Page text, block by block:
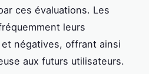
ces évaluations. Les
leurs
négatives, offrant ainsi
aux futurs utilisateurs.